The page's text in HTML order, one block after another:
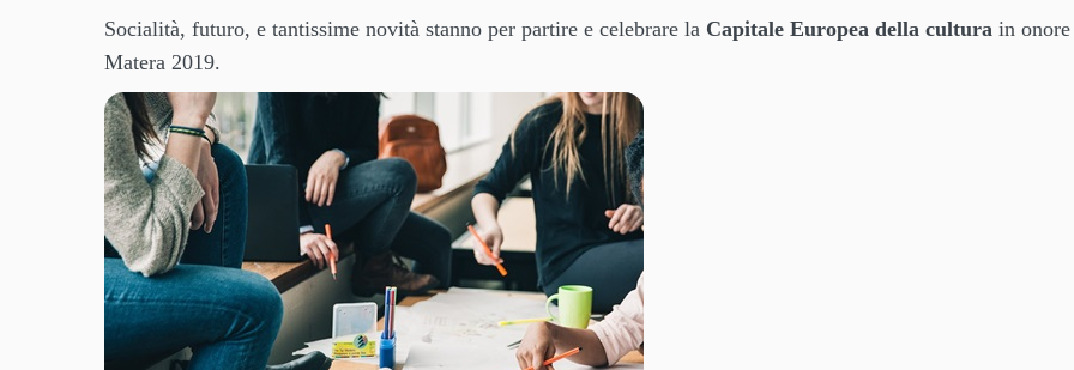
Socialità, futuro, e tantissime novità stanno per partire e celebrare la Capitale Europea della cultura in
Matera 2019.